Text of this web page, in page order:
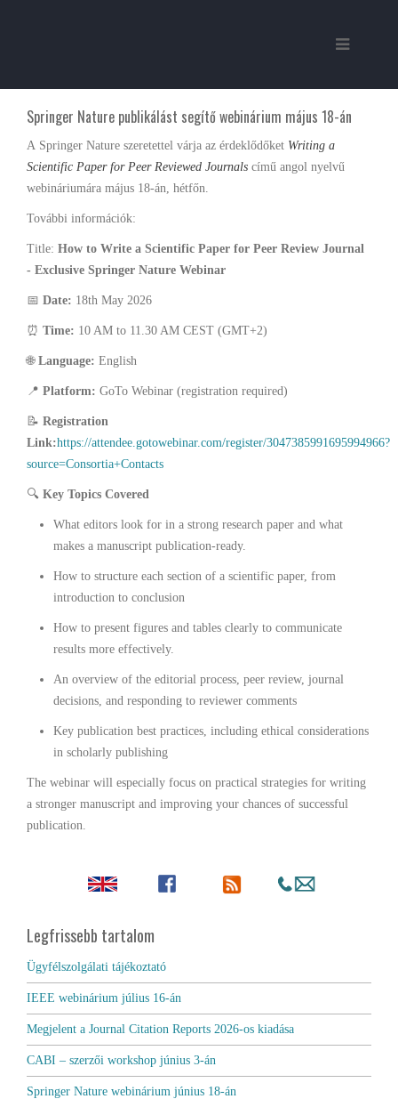
Springer Nature publikálást segítő webinárium május 18-án
A Springer Nature szeretettel várja az érdeklődőket Writing a
Scientific Paper for Peer Reviewed Journals című angol nyelvű
webináriumára május 18-án, hétfőn.
További információk:
Title: How to Write a Scientific Paper for Peer Review Journal
- Exclusive Springer Nature Webinar
📅 Date: 18th May 2026
⏰ Time: 10 AM to 11.30 AM CEST (GMT+2)
🌐 Language: English
📍 Platform: GoTo Webinar (registration required)
📝 Registration
Link:https://attendee.gotowebinar.com/register/3047385991695994966?
source=Consortia+Contacts
🔍 Key Topics Covered
What editors look for in a strong research paper and what
makes a manuscript publication-ready.
How to structure each section of a scientific paper, from
introduction to conclusion
How to present figures and tables clearly to communicate
results more effectively.
An overview of the editorial process, peer review, journal
decisions, and responding to reviewer comments
Key publication best practices, including ethical considerations
in scholarly publishing
The webinar will especially focus on practical strategies for writing
a stronger manuscript and improving your chances of successful
publication.
Legfrissebb tartalom
Ügyfélszolgálati tájékoztató
IEEE webinárium július 16-án
Megjelent a Journal Citation Reports 2026-os kiadása
CABI – szerzői workshop június 3-án
Springer Nature webinárium június 18-án